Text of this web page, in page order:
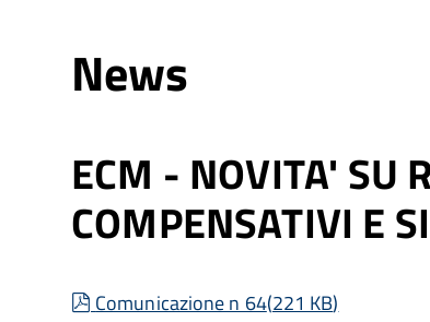
News
ECM - NOVITA' SU
COMPENSATIVI E
pdf
Comunicazione n 64(221 KB)